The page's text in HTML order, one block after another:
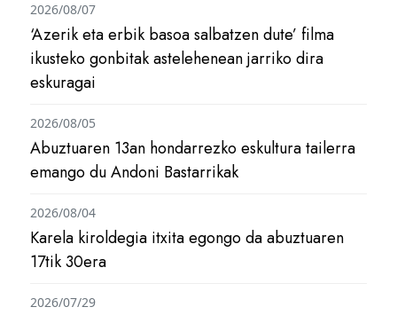
‘Azerik eta erbik basoa salbatzen dute’ filma
ikusteko gonbitak astelehenean jarriko dira
eskuragai
2026/08/07
Abuztuaren 13an hondarrezko eskultura tailerra
emango du Andoni Bastarrikak
2026/08/05
Karela kiroldegia itxita egongo da abuztuaren
17tik 30era
2026/08/04
2026/07/29